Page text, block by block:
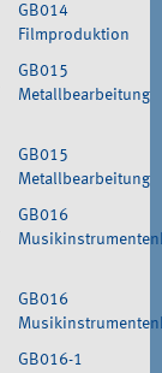
GB014
Filmproduktion
GB015
Metallbearbeitung
GB015
Metallbearbeitung
GB016
GB016
GB016-1